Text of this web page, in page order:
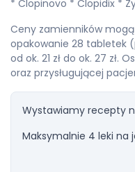
* Clopinovo * Clopidix *
Ceny zamienników
opakowanie 28 tabletek
od ok. 21 zł do ok. 27 zł.
oraz przysługującej
Wystawiamy recepty
Maksymalnie 4 leki na